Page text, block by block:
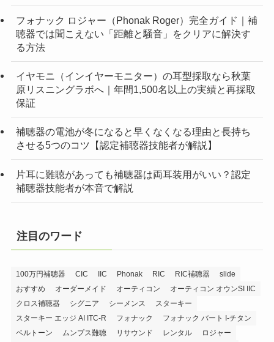
フォナック ロジャー（Phonak Roger）完全ガイド｜補
聴器では聞こえない「距離と騒音」をクリアに解決す
る方法
イヤモニ（インイヤーモニター）の耳型採取なら秋葉
原リスニングラボへ｜年間1,500名以上の実績と再採取
保証
補聴器の電池が冬になると早くなくなる理由と長持ち
させる5つのコツ【認定補聴器技能者が解説】
片耳に難聴があっても補聴器は両耳装用がいい？認定
補聴器技能者が本音で解説
注目のワード
100万円補聴器 CIC IIC Phonak RIC RIC補聴器
slide
おすすめ
オーダーメイド オーティコン
オーティコン オウンSI IIC
クロス補聴器
シグニア シーメンス
スターキー
スターキー エッジ AI ITC-R
フォナック
フォナック バート I-チタン
ベルトーン
ムンプス難聴 リサウンド レンタル
ロジャー